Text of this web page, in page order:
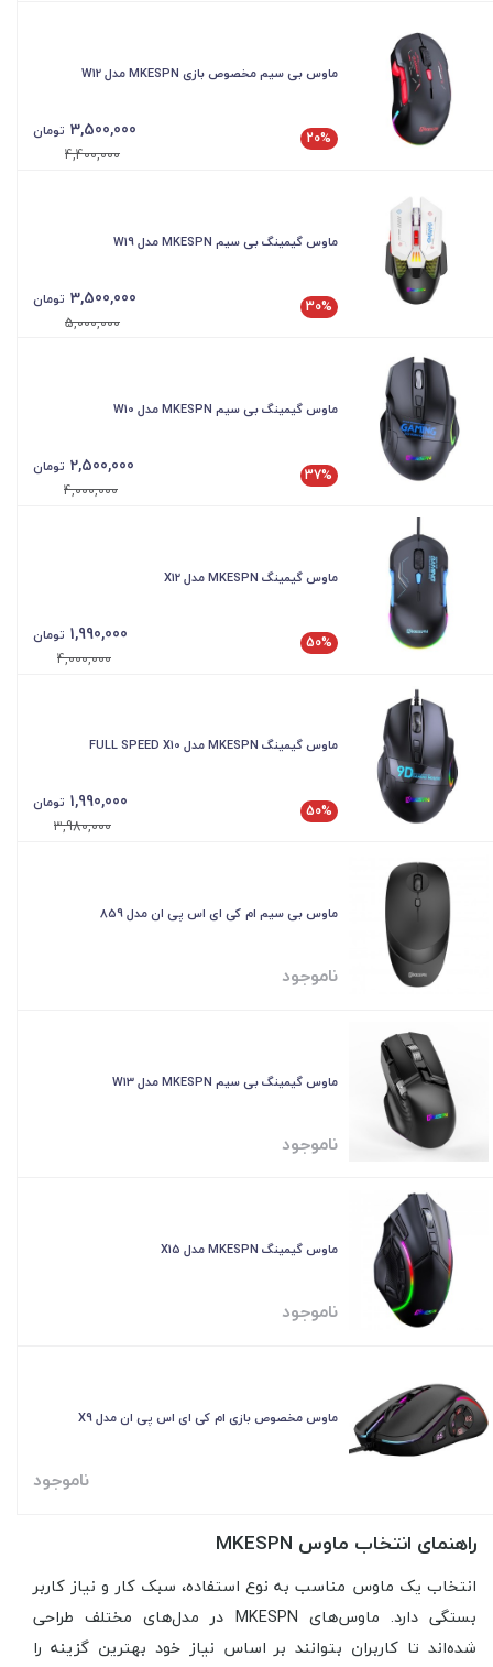
ماوس بی سیم مخصوص بازی MKESPN مدل W12
20%
3,500,000 تومان
4,400,000
ماوس گیمینگ بی سیم MKESPN مدل W19
30%
3,500,000 تومان
5,000,000
ماوس گیمینگ بی سیم MKESPN مدل W10
37%
2,500,000 تومان
4,000,000
ماوس گیمینگ MKESPN مدل X12
50%
1,990,000 تومان
4,000,000
ماوس گیمینگ MKESPN مدل FULL SPEED X10
50%
1,990,000 تومان
3,980,000
ماوس بی سیم ام کی ای اس پی ان مدل 859
ناموجود
ماوس گیمینگ بی سیم MKESPN مدل W13
ناموجود
ماوس گیمینگ MKESPN مدل X15
ناموجود
ماوس مخصوص بازی ام کی ای اس پی ان مدل X9
ناموجود
راهنمای انتخاب ماوس MKESPN
انتخاب یک ماوس مناسب به نوع استفاده، سبک کار و نیاز کاربر
بستگی دارد. ماوس‌های MKESPN در مدل‌های مختلف طراحی
شده‌اند تا کاربران بتوانند بر اساس نیاز خود بهترین گزینه را